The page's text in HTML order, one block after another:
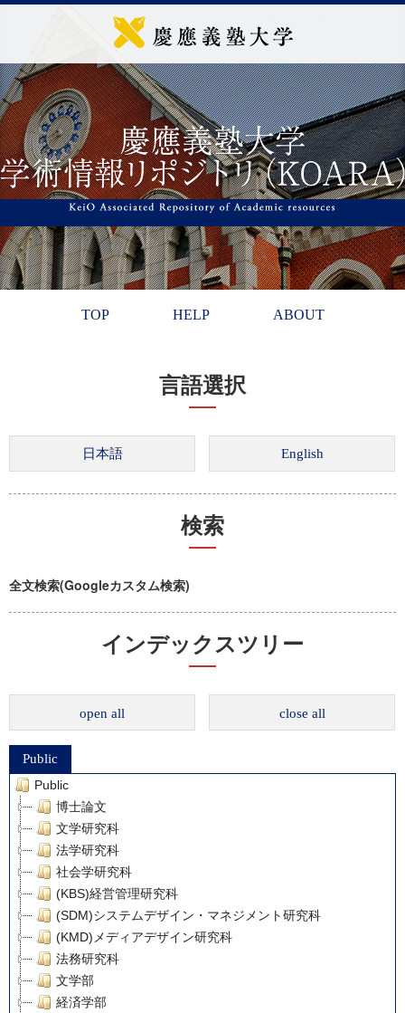
TOP HELP ABOUT
言語選択
検索
全文検索(Googleカスタム検索)
インデックスツリー
open all close all
Public
Public
博士論文
文学研究科
法学研究科
社会学研究科
(KBS)経営管理研究科
(SDM)システムデザイン・マネジメント研究科
(KMD)メディアデザイン研究科
法務研究科
文学部
経済学部